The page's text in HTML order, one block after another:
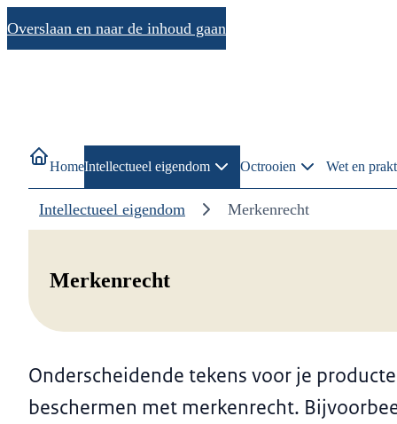
Overslaan en naar de inhoud gaan
HomeIntellectueel eigendom Octrooien Wet en
Intellectueel eigendom Merkenrecht
Merkenrecht
Onderscheidende tekens voor je
beschermen met merkenrecht.